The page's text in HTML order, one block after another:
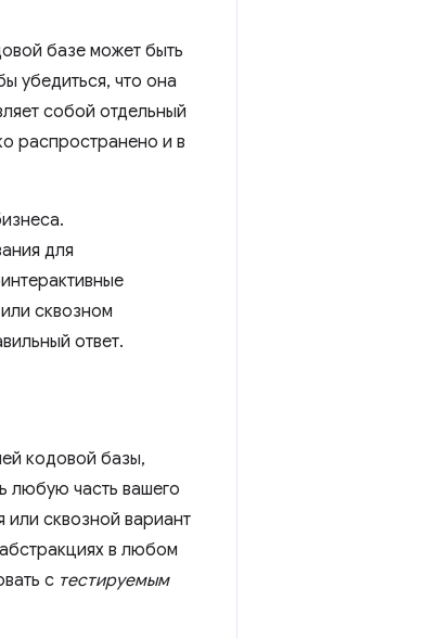
базе может быть
убедиться, что она
собой отдельный
распространено и в
для
сквозном
ответ.
кодовой базы,
любую часть вашего
сквозной вариант
в любом
с тестируемым